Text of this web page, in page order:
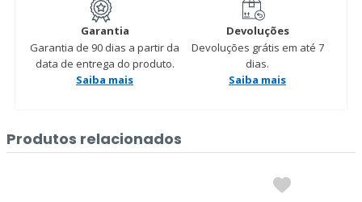
Garantia
Garantia de 90 dias a partir da
data de entrega do produto.
Saiba mais
Devoluções
Devoluções grátis em até 7
dias.
Saiba mais
Produtos relacionados